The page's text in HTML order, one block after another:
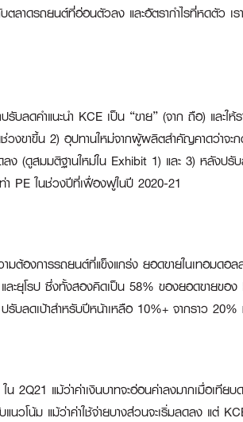
ตลาดรถยนต์ที่อ่อนตัวลง และอัตรากำไรที่หดตัว
ลดคำแนะนำ KCE เป็น “ขาย” (จาก ถือ) และใ
งขาขึ้น 2) อุปทานใหม่จากผู้ผลิตสำคัญคาดว่าจะ
ดูสมมติฐานใหม่ใน Exhibit 1) และ 3) หลังปรับล
า PE ในช่วงปีที่เฟื่องฟูในปี 2020-21
องการรถยนต์ที่แข็งแกร่ง ยอดขายในเทอมดอ
ะยุโรป ซึ่งทั้งสองคิดเป็น 58% ของยอดขายของ
บลดเป้าสำหรับปีหน้าเหลือ 10%+ จากราว
แม้ว่าค่าเงินบาทจะอ่อนค่าลงมากเมื่อเทีย
โน้ม แม้ว่าค่าใช้จ่ายบางส่วนจะเริ่มลดลง แต่